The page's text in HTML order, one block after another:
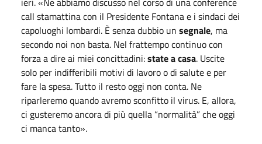
call stamattina con il Presidente Fontana e i sindaci dei
capoluoghi lombardi. È senza dubbio un segnale, ma
secondo noi non basta. Nel frattempo continuo con
forza a dire ai miei concittadini:state a casa. Uscite
solo per indifferibili motivi di lavoro o di salute e per
fare la spesa. Tutto il resto oggi non conta. Ne
riparleremo quando avremo sconfitto il virus. E, allora,
ci gusteremo ancora di più quella “normalità” che oggi
ci manca tanto».